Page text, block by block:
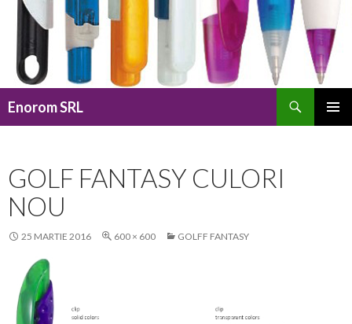
Enorom SRL
GOLF FANTASY CULORI
NOU
25 MARTIE 2016 600 × 600 GOLFF FANTASY